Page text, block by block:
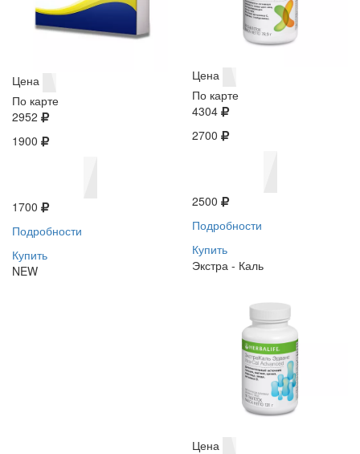
Цена
По карте
2952
1900
1700
Подробности
Купить
NEW
Цена
По карте
4304
2700
2500
Подробности
Купить
Экстра - Каль
Цена